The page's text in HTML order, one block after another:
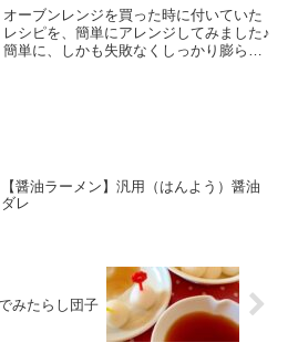
オーブンレンジを買った時に付いていた
レシピを、簡単にアレンジしてみました♪
簡単に、しかも失敗なくしっかり膨らみ
【醤油ラーメン】汎用（はんよう）醤油
ダレ
みたらし団子